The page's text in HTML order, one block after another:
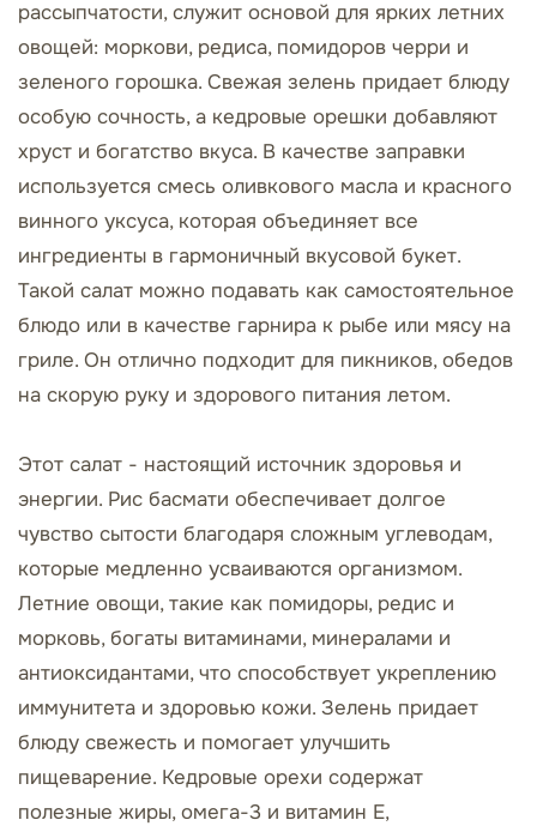
рассыпчатости, служит основой для ярких летних
овощей: моркови, редиса, помидоров черри и
зеленого горошка. Свежая зелень придает блюду
особую сочность, а кедровые орешки добавляют
хруст и богатство вкуса. В качестве заправки
используется смесь оливкового масла и красного
винного уксуса, которая объединяет все
ингредиенты в гармоничный вкусовой букет.
Такой салат можно подавать как самостоятельное
блюдо или в качестве гарнира к рыбе или мясу на
гриле. Он отлично подходит для пикников, обедов
на скорую руку и здорового питания летом.
Этот салат - настоящий источник здоровья и
энергии. Рис басмати обеспечивает долгое
чувство сытости благодаря сложным углеводам,
которые медленно усваиваются организмом.
Летние овощи, такие как помидоры, редис и
морковь, богаты витаминами, минералами и
антиоксидантами, что способствует укреплению
иммунитета и здоровью кожи. Зелень придает
блюду свежесть и помогает улучшить
пищеварение. Кедровые орехи содержат
полезные жиры, омега-3 и витамин Е,